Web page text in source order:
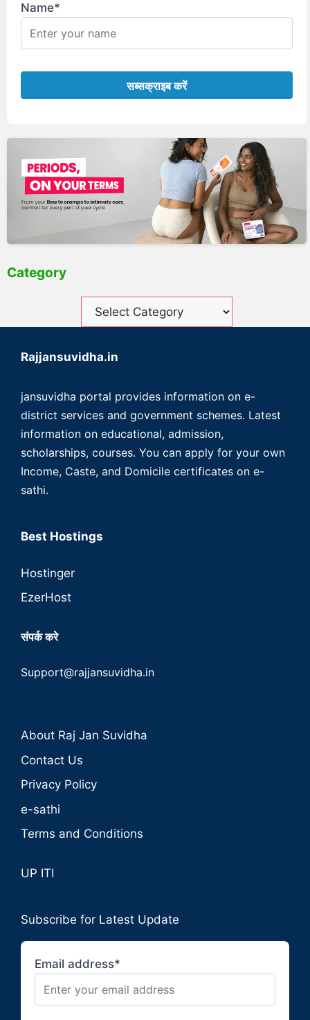
Name*
Category
Rajjansuvidha.in
jansuvidha portal provides information on e-
district services and government schemes. Latest
information on educational, admission,
scholarships, courses. You can apply for your own
Income, Caste, and Domicile certificates on e-
sathi.
Best Hostings
Hostinger
EzerHost
संपर्क करे
Support@rajjansuvidha.in
About Raj Jan Suvidha
Contact Us
Privacy Policy
e-sathi
Terms and Conditions
UP ITI
Subscribe for Latest Update
Email address*